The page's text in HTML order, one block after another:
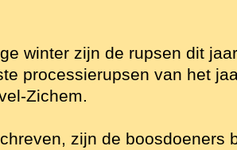
winter zijn de rupsen dit
processierupsen van het
Zichem.
zijn de boosdoeners